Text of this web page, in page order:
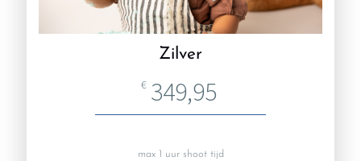
Zilver
€ 349,95
max 1 uur shoot tijd